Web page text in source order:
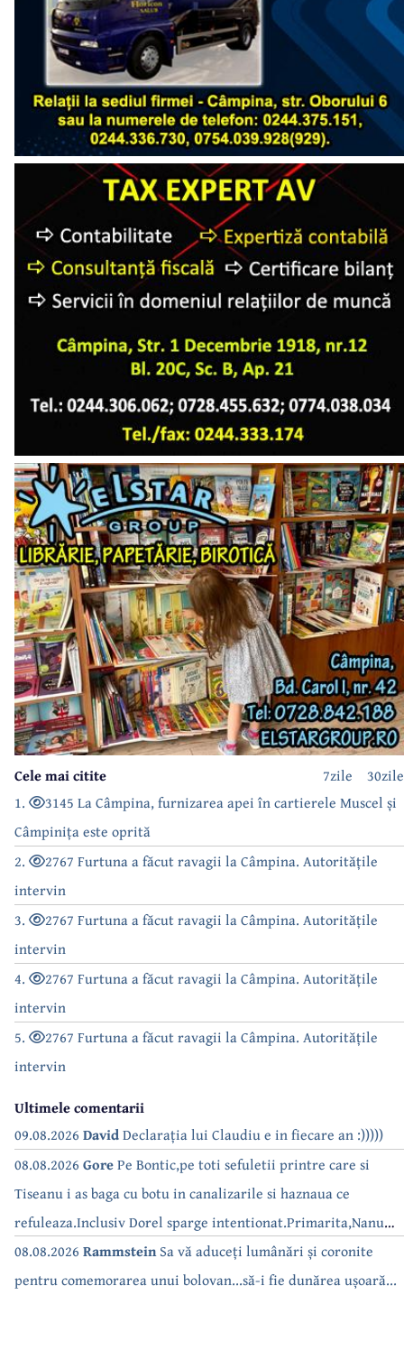
30zile
7zile
Cele mai citite
1.
3145 La Câmpina, furnizarea apei în cartierele Muscel și
Câmpinița este oprită
2.
2767 Furtuna a făcut ravagii la Câmpina. Autoritățile
intervin
3.
2767 Furtuna a făcut ravagii la Câmpina. Autoritățile
intervin
4.
2767 Furtuna a făcut ravagii la Câmpina. Autoritățile
intervin
5.
2767 Furtuna a făcut ravagii la Câmpina. Autoritățile
intervin
Ultimele comentarii
09.08.2026 DavidDeclarația lui Claudiu e in fiecare an :)))))
08.08.2026 GorePe Bontic,pe toti sefuletii printre care si
Tiseanu i as baga cu botu in canalizarile si haznaua ce
refuleaza.Inclusiv Dorel sparge intentionat.Primarita,Nanu
bea apa de la robinet.Asta as intreba o si pe Izabel Mitrea
08.08.2026 RammsteinSa vă aduceți lumânări și coronite
pentru comemorarea unui bolovan...să-i fie dunărea ușoară...